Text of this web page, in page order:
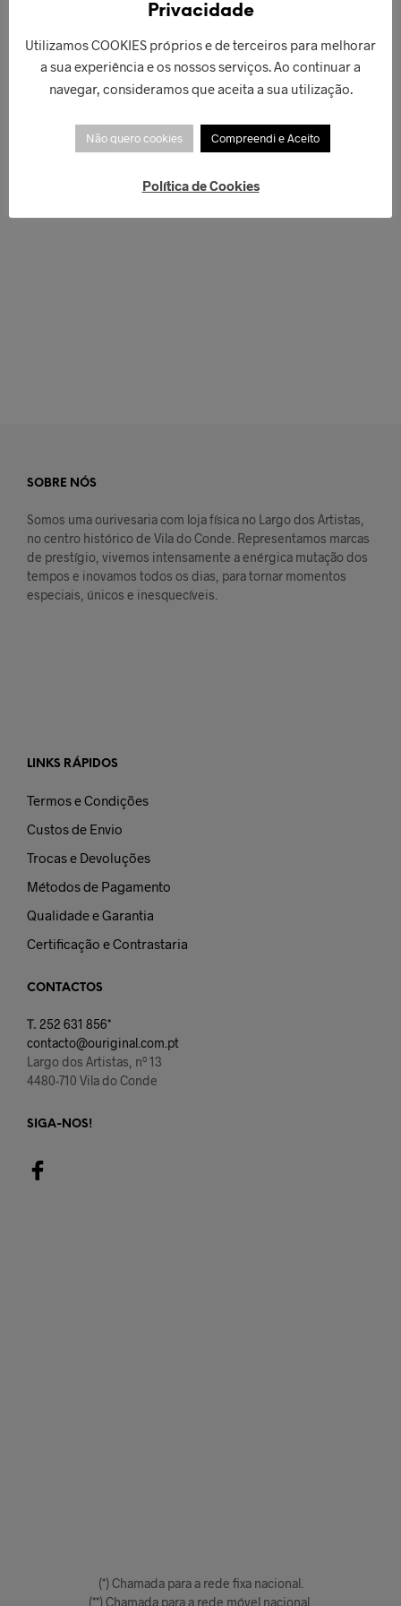
SOBRE NÓS
Somos uma ourivesaria com loja física no Largo dos Artistas,
no centro histórico de Vila do Conde. Representamos marcas
de prestígio, vivemos intensamente a enérgica mutação dos
tempos e inovamos todos os dias, para tornar momentos
especiais, únicos e inesquecíveis.
LINKS RÁPIDOS
Termos e Condições
Custos de Envio
Trocas e Devoluções
Métodos de Pagamento
Qualidade e Garantia
Certificação e Contrastaria
CONTACTOS
T. 252 631 856*
contacto@ouriginal.com.pt
Largo dos Artistas, nº 13
4480-710 Vila do Conde
SIGA-NOS!
(*) Chamada para a rede fixa nacional.
(**) Chamada para a rede móvel nacional.
Privacidade
Utilizamos COOKIES próprios e de terceiros para melhorar
a sua experiência e os nossos serviços. Ao continuar a
navegar, consideramos que aceita a sua utilização.
Não quero cookies Compreendi e Aceito
Política de Cookies